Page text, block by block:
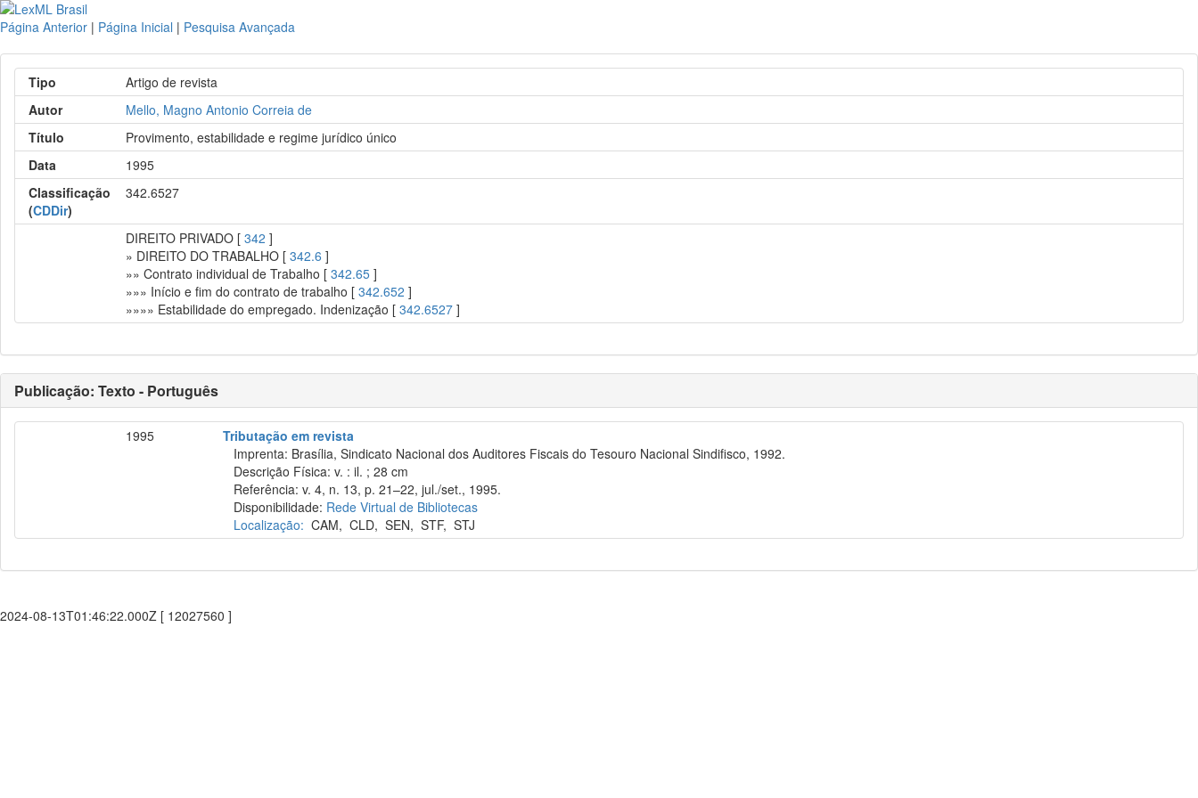
Página Anterior | Página Inicial | Pesquisa Avançada
Tipo
Artigo de revista
Autor
Mello, Magno Antonio Correia de
Título
Provimento, estabilidade e regime jurídico único
Data
1995
Classificação
(CDDir)
342.6527
DIREITO PRIVADO [342 ]
» DIREITO DO TRABALHO [342.6 ]
»» Contrato individual de Trabalho [342.65 ]
»»» Início e fim do contrato de trabalho [342.652 ]
»»»» Estabilidade do empregado. Indenização [342.6527 ]
Publicação: Texto - Português
1995
Tributação em revista
Imprenta: Brasília, Sindicato Nacional dos Auditores Fiscais do Tesouro Nacional Sindifisco, 1992.
Descrição Física: v. : il. ; 28 cm
Referência: v. 4, n. 13, p. 21–22, jul./set., 1995.
Disponibilidade: Rede Virtual de Bibliotecas
Localização: CAM,CLD,SEN,STF,STJ
2024-08-13T01:46:22.000Z [ 12027560 ]